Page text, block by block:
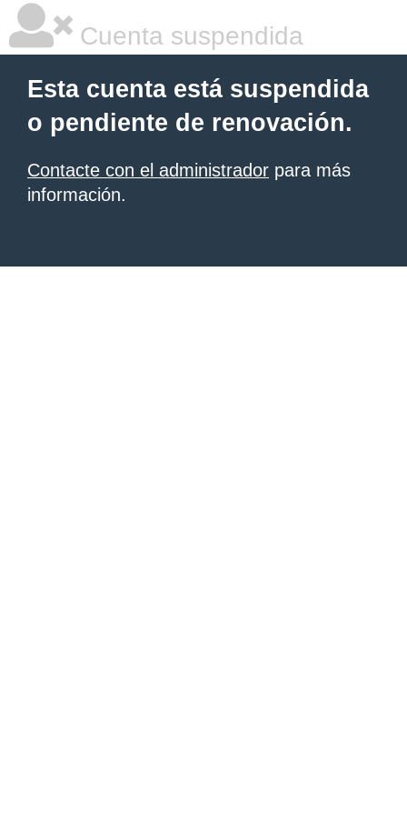
Cuenta suspendida
Esta cuenta está suspendida
o pendiente de renovación.
Contacte con el administrador para más
información.